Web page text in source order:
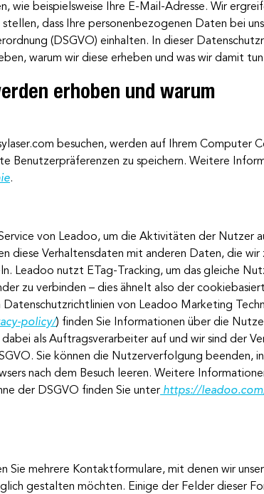
wie beispielsweise Ihre E-Mail-Adresse. Wir
stellen, dass Ihre personenbezogenen Daten bei
(DSGVO) einhalten. In dieser
warum wir diese erheben und was wir damit
erhoben und warum
besuchen, werden auf Ihrem Computer
Benutzerpräferenzen zu speichern. Weitere
.
von Leadoo, um die Aktivitäten der Nutzer
diese Verhaltensdaten mit anderen Daten, die wir
Leadoo nutzt ETag-Tracking, um das gleiche
zu verbinden – dies ähnelt also der
von Leadoo Marketing
policy/) finden Sie Informationen über die
als Auftragsverarbeiter auf und wir sind der
Sie können die Nutzerverfolgung beenden,
nach dem Besuch leeren. Weitere
der DSGVO finden Sie unter https://
Sie mehrere Kontaktformulare, mit denen wir
gestalten möchten. Einige der Felder dieser